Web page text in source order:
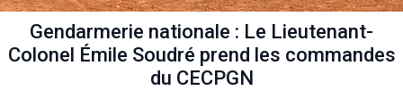
Gendarmerie nationale : Le Lieutenant-
Colonel Émile Soudré prend les commandes
du CECPGN